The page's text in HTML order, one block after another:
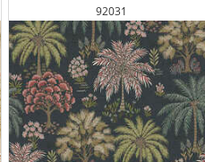
92031